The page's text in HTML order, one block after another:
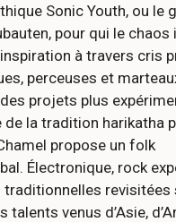
Sonic Youth, ou le
pour qui le chaos
à travers cris
perceuses et
projets plus
de la tradition harikatha
propose un folk
Électronique, rock
traditionnelles revisitées
talents venus d’Asie,